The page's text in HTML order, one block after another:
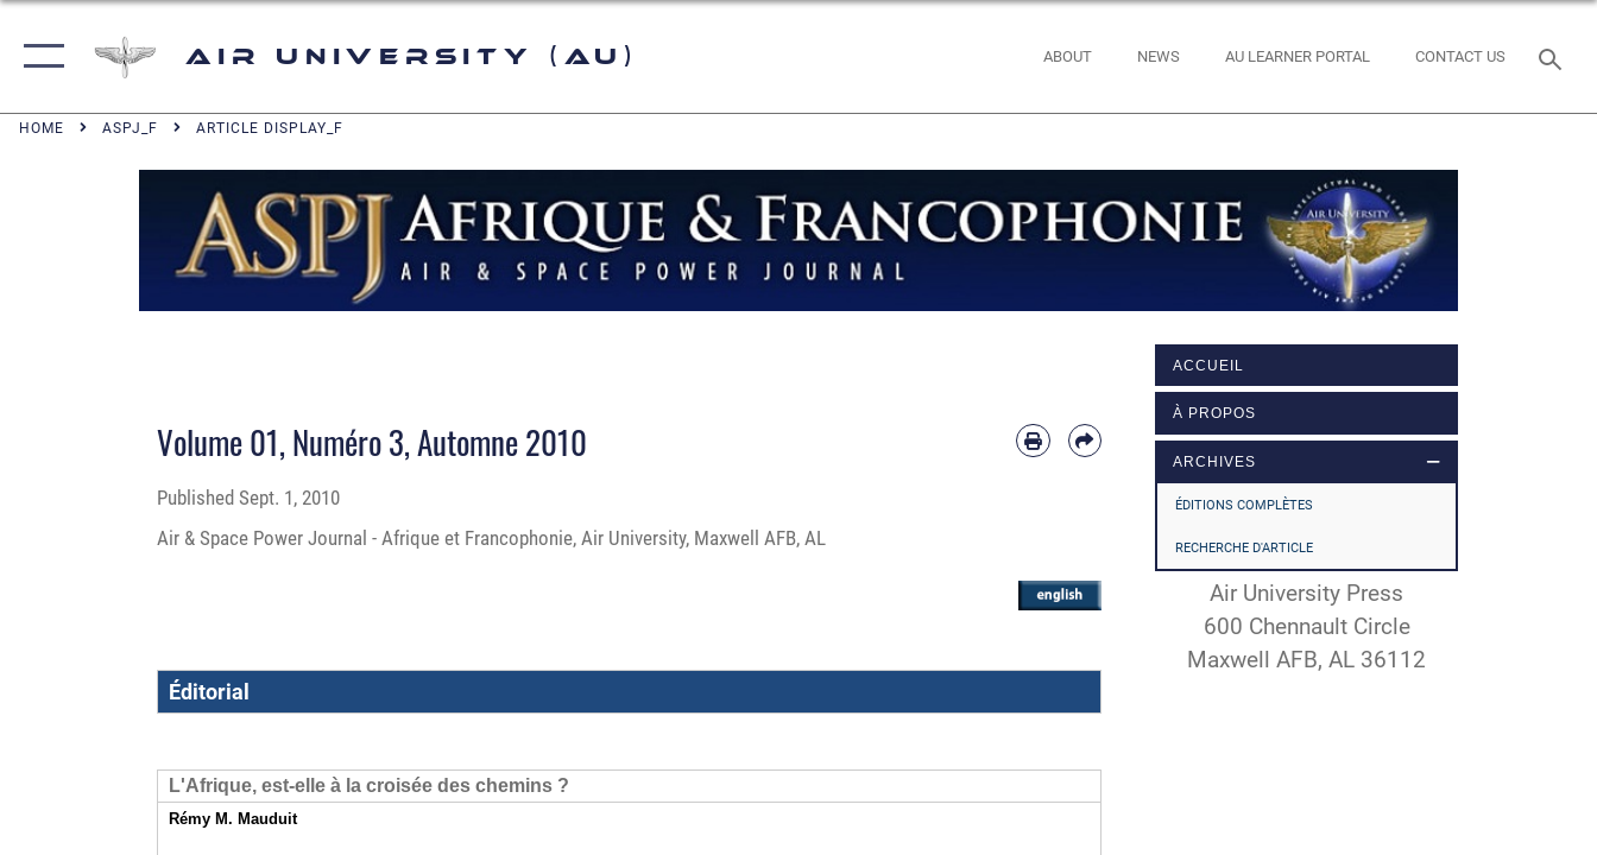
Air University (AU) ABOUT NEWS AU LEARNER PORTAL CONTACT US
HOME ASPJ_F ARTICLE DISPLAY_F
Volume 01, Numéro 3, Automne 2010
Published Sept. 1, 2010
Air & Space Power Journal - Afrique et Francophonie, Air University, Maxwell AFB, AL
Éditorial
L'Afrique, est-elle à la croisée des chemins ?
Rémy M. Mauduit
ACCUEIL
À PROPOS
ARCHIVES
ÉDITIONS COMPLÈTES
RECHERCHE D'ARTICLE
Air University Press
600 Chennault Circle
Maxwell AFB, AL 36112